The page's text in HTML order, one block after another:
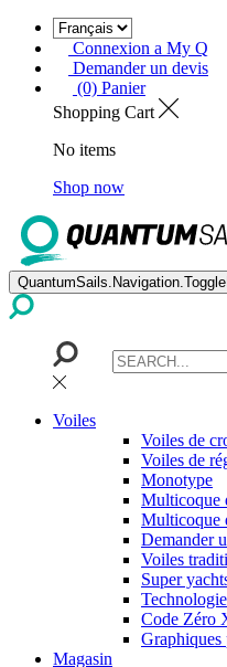
Connexion a My Q
Demander un devis
(0) Panier
Shopping Cart
No items
Shop now
Voiles
Voiles de
Voiles de
Monotype
Multicoque
Multicoque
Demander
Voiles
Super
Code Zéro
Graphiques
Magasin